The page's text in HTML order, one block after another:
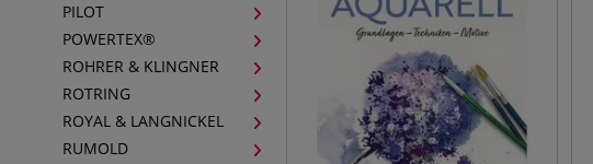
PILOT
POWERTEX®
ROHRER & KLINGNER
ROTRING
ROYAL & LANGNICKEL
RUMOLD